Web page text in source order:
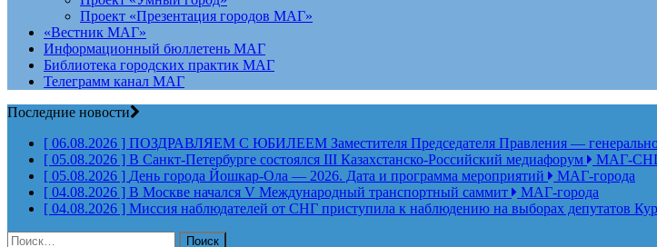
Проект «Презентация городов МАГ»
«Вестник МАГ»
Информационный бюллетень МАГ
Библиотека городских практик МАГ
Телеграмм канал МАГ
Последние новости
[ 06.08.2026 ] ПОЗДРАВЛЯЕМ С ЮБИЛЕЕМ Заместителя Председателя Правления —
[ 05.08.2026 ] В Санкт-Петербурге состоялся III Казахстанско-Российский медиафорум
МАГ-
[ 05.08.2026 ] День города Йошкар-Ола — 2026. Дата и программа мероприятий
МАГ-города
[ 04.08.2026 ] В Москве начался V Международный транспортный саммит
МАГ-города
[ 04.08.2026 ] Миссия наблюдателей от СНГ приступила к наблюдению на выборах депутатов
Найти: